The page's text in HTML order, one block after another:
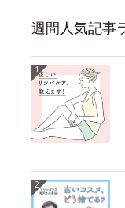
週間人気記事